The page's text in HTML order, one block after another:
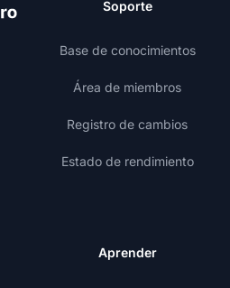
Soporte
Base de conocimientos
Área de miembros
Registro de cambios
Estado de rendimiento
Aprender